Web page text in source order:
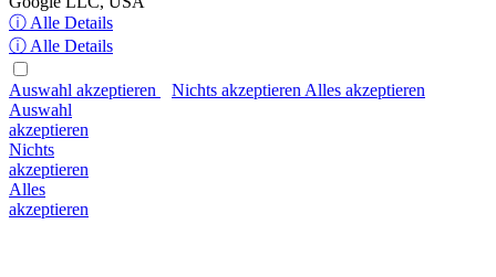
ⓘ Alle Details
ⓘ Alle Details
Auswahl akzeptieren Nichts akzeptieren Alles akzeptieren
Auswahl
akzeptieren
Nichts
akzeptieren
Alles
akzeptieren